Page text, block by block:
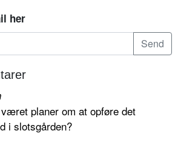
her
planer om at opføre det
i slotsgården?